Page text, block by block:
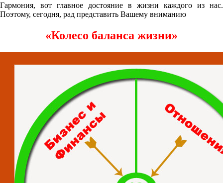
Гармония, вот главное достояние в жизни каждого из нас.
Поэтому, сегодня, рад представить Вашему вниманию
«Колесо баланса жизни»